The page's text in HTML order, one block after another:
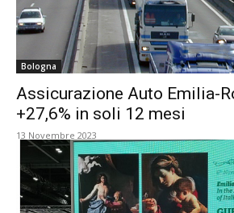
Bologna
Assicurazione Auto Emilia-
+27,6% in soli 12 mesi
13 Novembre 2023